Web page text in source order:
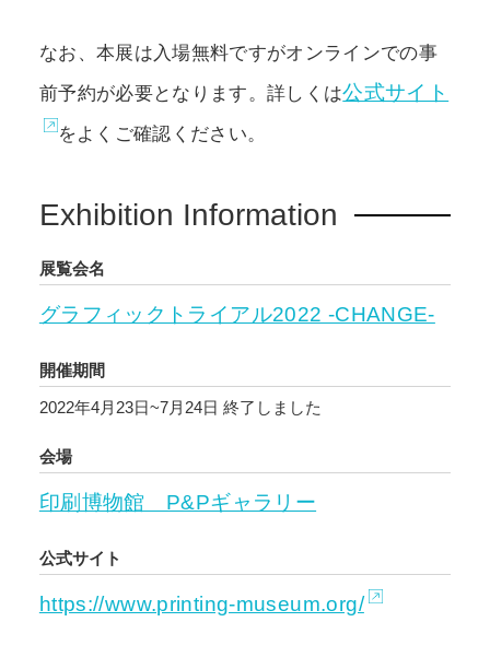
なお、本展は入場無料ですがオンラインでの事
前予約が必要となります。詳しくは公式サイト
をよくご確認ください。
Exhibition Information
展覧会名
グラフィックトライアル2022 -CHANGE-
開催期間
2022年4月23日~7月24日 終了しました
会場
印刷博物館 P&Pギャラリー
公式サイト
https://www.printing-museum.org/